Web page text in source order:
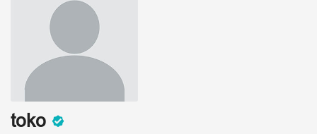
ნაძვის ხე
მობილურები
toko